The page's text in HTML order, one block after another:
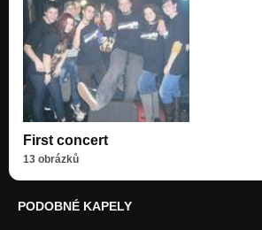
First concert
13 obrázků
PODOBNÉ KAPELY